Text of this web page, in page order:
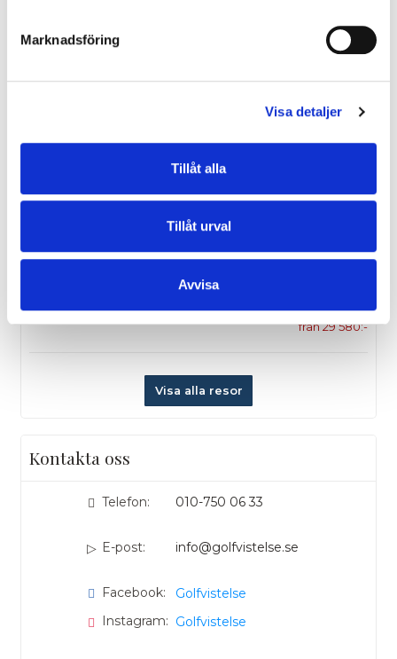
Marknadsföring
Visa detaljer
Tillåt alla
Tillåt urval
Avvisa
4/10
från 15 675:-
från 29 580:-
Visa alla resor
Kontakta oss
Telefon: 010-750 06 33
E-post: info@golfvistelse.se
Facebook:
Golfvistelse
Instagram: Golfvistelse